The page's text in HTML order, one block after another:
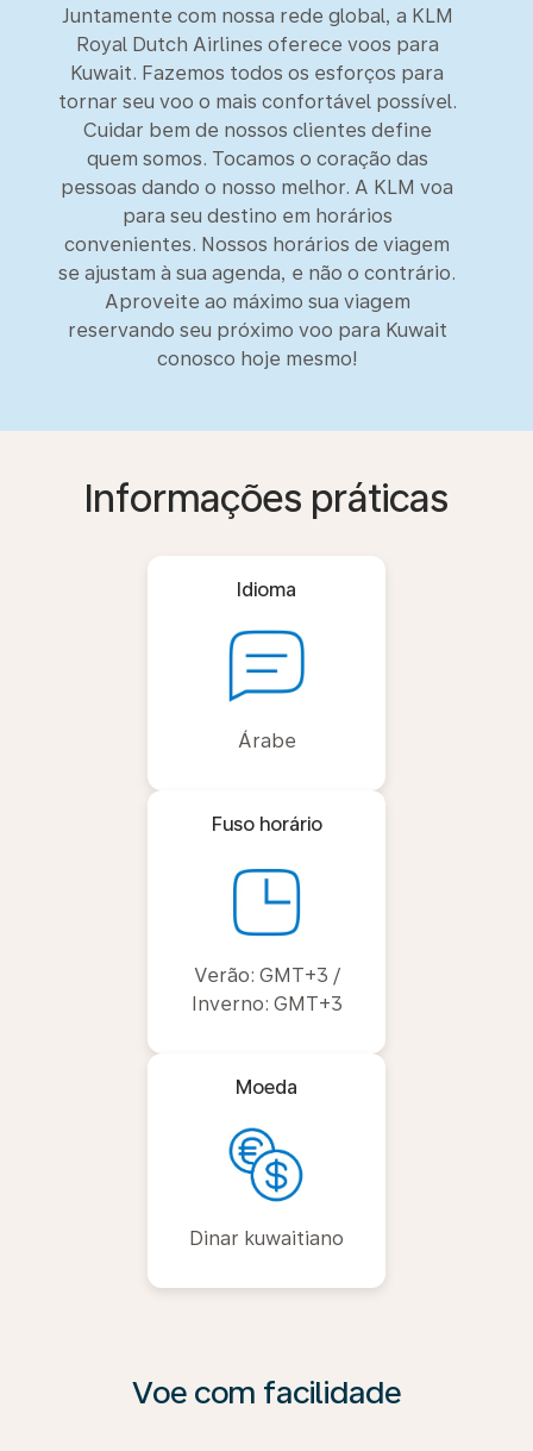
Juntamente com nossa rede global, a KLM
Royal Dutch Airlines oferece voos para
Kuwait. Fazemos todos os esforços para
tornar seu voo o mais confortável possível.
Cuidar bem de nossos clientes define
quem somos. Tocamos o coração das
pessoas dando o nosso melhor. A KLM voa
para seu destino em horários
convenientes. Nossos horários de viagem
se ajustam à sua agenda, e não o contrário.
Aproveite ao máximo sua viagem
reservando seu próximo voo para Kuwait
conosco hoje mesmo!
Informações práticas
Idioma
Árabe
Fuso horário
Verão: GMT+3 /
Inverno: GMT+3
Moeda
Dinar kuwaitiano
Voe com facilidade